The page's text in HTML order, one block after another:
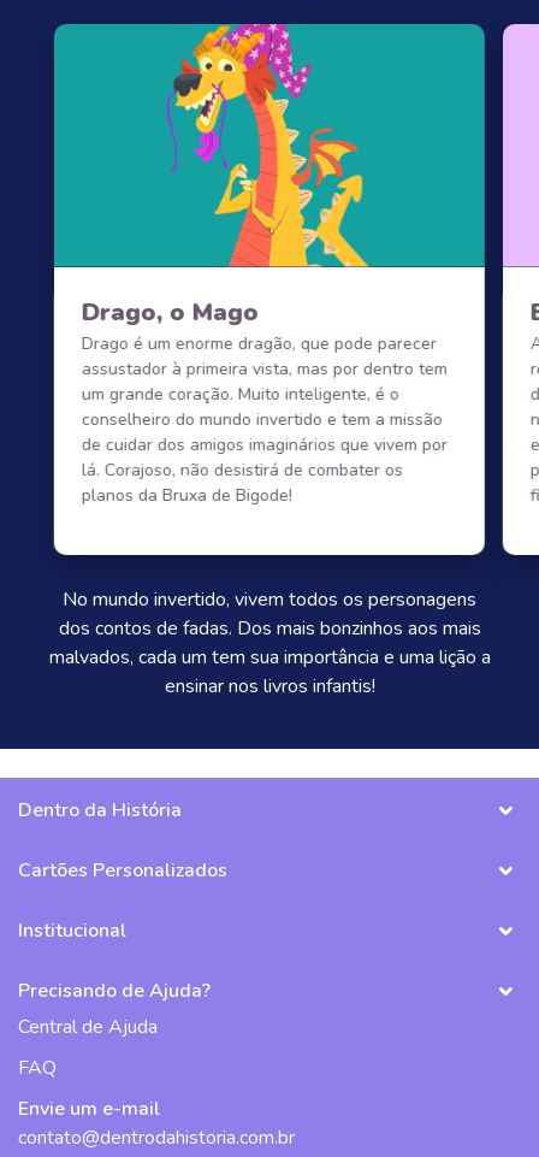
Drago, o Mago
Drago é um enorme dragão, que pode parecer
assustador à primeira vista, mas por dentro tem
um grande coração. Muito inteligente, é o
conselheiro do mundo invertido e tem a missão
de cuidar dos amigos imaginários que vivem por
lá. Corajoso, não desistirá de combater os
planos da Bruxa de Bigode!
No mundo invertido, vivem todos os personagens
dos contos de fadas. Dos mais bonzinhos aos mais
malvados, cada um tem sua importância e uma lição a
ensinar nos livros infantis!
Dentro da História
Cartões Personalizados
Institucional
Precisando de Ajuda?
Central de Ajuda
FAQ
Envie um e-mail
contato@dentrodahistoria.com.br